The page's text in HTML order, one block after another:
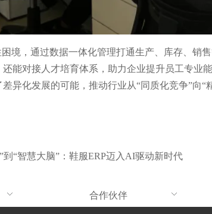
境，通过数据一体化管理打通生产、库存、
能对接人才培育体系，助力企业提升员工专业
异化发展的可能，推动行业从“同质化竞争”向“
到“智慧大脑”：鞋服ERP迈入AI驱动新时代
合作伙伴